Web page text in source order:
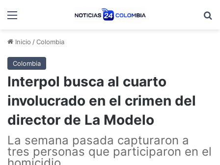
Menú
Inicio /Colombia
Colombia
Interpol busca al cuarto
involucrado en el crimen del
director de La Modelo
La semana pasada capturaron a
tres personas que participaron en el